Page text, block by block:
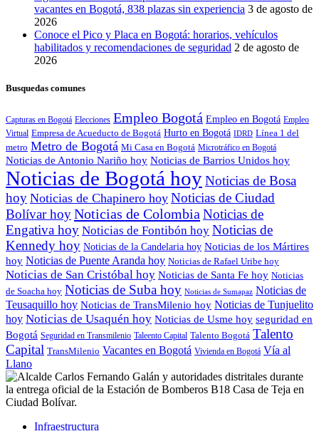
vacantes en Bogotá, 838 plazas sin experiencia 3 de agosto de
2026
Conoce el Pico y Placa en Bogotá: horarios, vehículos
habilitados y recomendaciones de seguridad 2 de agosto de
2026
Busquedas comunes
Capturas en Bogotá Elecciones Empleo Bogotá Empleo en Bogotá Empleo
Virtual Empresa de Acueducto de Bogotá Hurto en Bogotá IDRD Línea 1 del
metro Metro de Bogotá Mi Casa en Bogotá Microtráfico en Bogotá
Noticias de Antonio Nariño hoy Noticias de Barrios Unidos hoy
Noticias de Bogotá hoyNoticias de Bosa
hoy Noticias de Chapinero hoy Noticias de Ciudad
Bolívar hoyNoticias de Colombia Noticias de
Engativa hoy Noticias de Fontibón hoy Noticias de
Kennedy hoy Noticias de la Candelaria hoy Noticias de los Mártires
hoy Noticias de Puente Aranda hoy Noticias de Rafael Uribe hoy
Noticias de San Cristóbal hoy Noticias de Santa Fe hoy Noticias
de Soacha hoy Noticias de Suba hoy Noticias de Sumapaz Noticias de
Teusaquillo hoy Noticias de TransMilenio hoy Noticias de Tunjuelito
hoy Noticias de Usaquén hoy Noticias de Usme hoy seguridad en
Bogotá Seguridad en Transmilenio Taleento Capital Talento Bogotá Talento
Capital TransMilenio Vacantes en Bogotá Vivienda en Bogotá Vía al
Llano
Infraestructura